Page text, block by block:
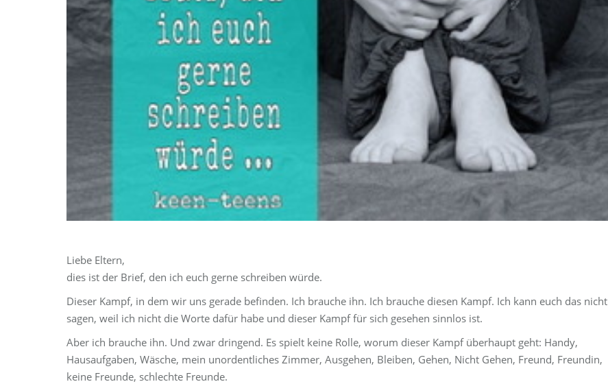
Liebe Eltern,
dies ist der Brief, den ich euch gerne schreiben würde.
Dieser Kampf, in dem wir uns gerade befinden. Ich brauche ihn. Ich brauche diesen Kampf. Ich kann euch das nicht
sagen, weil ich nicht die Worte dafür habe und dieser Kampf für sich gesehen sinnlos ist.
Aber ich brauche ihn. Und zwar dringend. Es spielt keine Rolle, worum dieser Kampf überhaupt geht: Handy,
Hausaufgaben, Wäsche, mein unordentliches Zimmer, Ausgehen, Bleiben, Gehen, Nicht Gehen, Freund, Freundin,
keine Freunde, schlechte Freunde.